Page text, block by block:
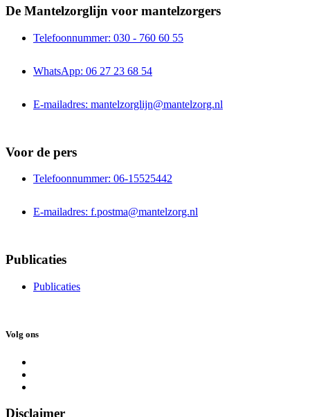
De Mantelzorglijn voor mantelzorgers
Telefoonnummer: 030 - 760 60 55
WhatsApp: 06 27 23 68 54
E-mailadres: mantelzorglijn@mantelzorg.nl
Voor de pers
Telefoonnummer: 06-15525442
E-mailadres: f.postma@mantelzorg.nl
Publicaties
Publicaties
Volg ons
Disclaimer